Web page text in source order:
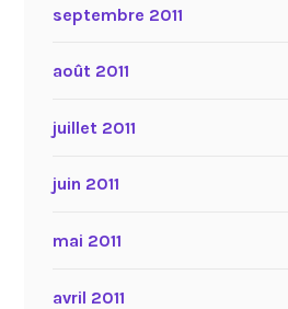
septembre 2011
août 2011
juillet 2011
juin 2011
mai 2011
avril 2011